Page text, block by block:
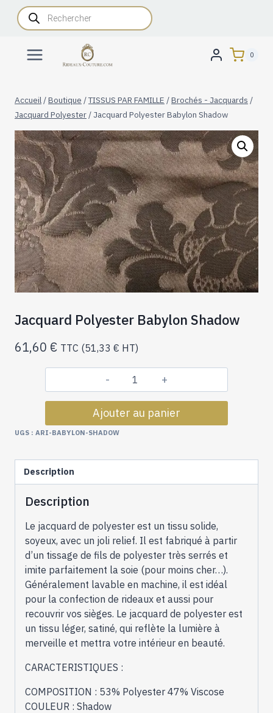
AllerRecherche
de
produits
0
Accueil /Boutique /TISSUS PAR FAMILLE /Brochés - Jacquards /
Jacquard Polyester /Jacquard Polyester Babylon Shadow
Jacquard Polyester Babylon Shadow
61,60 € TTC (51,33 € HT)
quantité
de
Jacquard
Shadow
Ajouter au panier
UGS : ARI-BABYLON-SHADOW
Description
Description
Le jacquard de polyester est un tissu solide,
soyeux, avec un joli relief. Il est fabriqué à partir
d’un tissage de fils de polyester très serrés et
imite parfaitement la soie (pour moins cher…).
Généralement lavable en machine, il est idéal
pour la confection de rideaux et aussi pour
recouvrir vos sièges. Le jacquard de polyester est
un tissu léger, satiné, qui reflète la lumière à
merveille et mettra votre intérieur en beauté.
CARACTERISTIQUES :
COMPOSITION : 53% Polyester 47% Viscose
COULEUR : Shadow